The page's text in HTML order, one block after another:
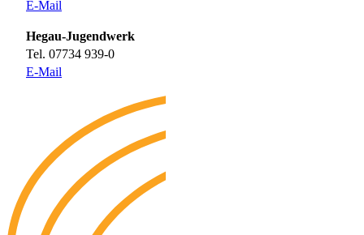
E-Mail
Hegau-Jugendwerk
Tel. 07734 939-0
E-Mail